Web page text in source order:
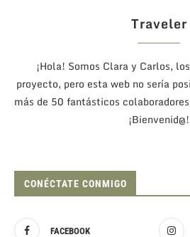
Traveler
¡Hola! Somos Clara y Carlos,
proyecto, pero esta web no sería
más de 50 fantásticos
¡Bienvenid@!
CONÉCTATE CONMIGO
FACEBOOK